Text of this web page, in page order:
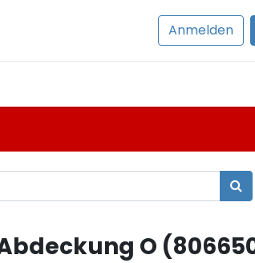
Anmelden
Abdeckung O